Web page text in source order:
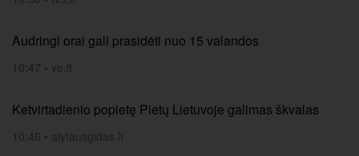
Audringi orai gali prasidėti nuo 15 valandos
10:47 • ve.lt
Ketvirtadienio popietę Pietų Lietuvoje galimas škvalas
10:46 • alytausgidas.lt